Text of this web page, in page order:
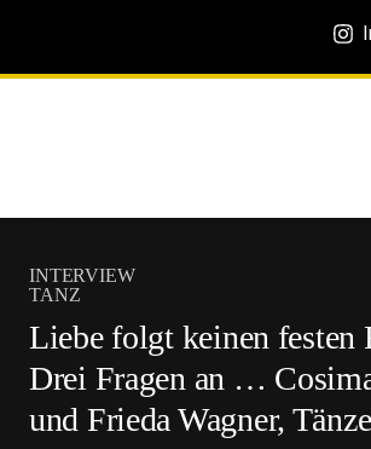
INTERVIEW
TANZ
Liebe folgt keinen festen
Drei Fragen an …
und Frieda Wagner,